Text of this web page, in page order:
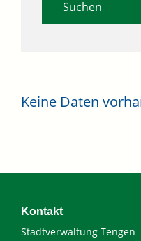
Keine Daten
Kontakt
Stadtverwaltung Tengen